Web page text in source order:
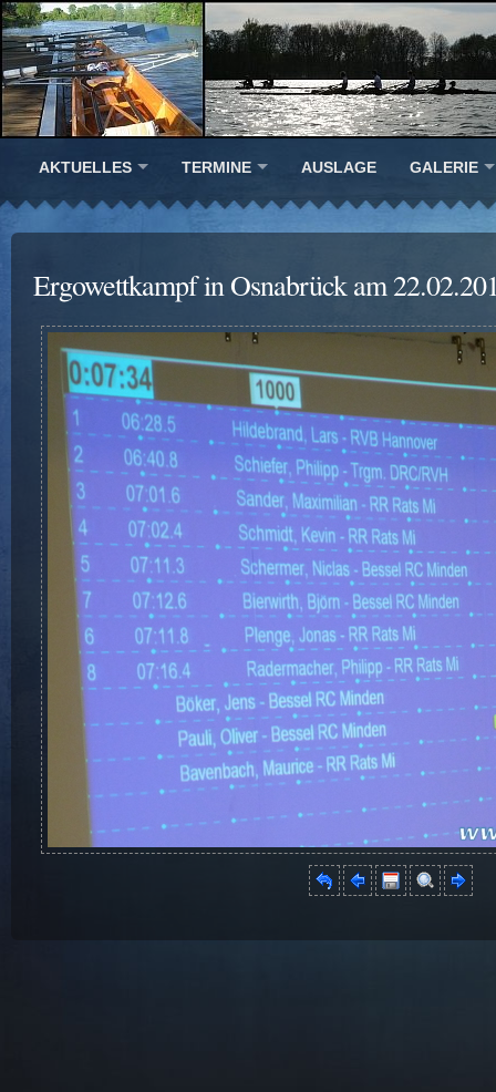
AKTUELLES TERMINE AUSLAGE GALERIE
Ergowettkampf in Osnabrück am